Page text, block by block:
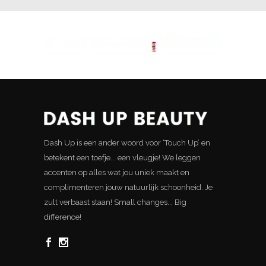
Dash Up is een ander woord voor ‘Touch Up’ en
betekent een toefje... een vleugje! We leggen
accenten op alles wat jou uniek maakt en
complimenteren jouw natuurlijk schoonheid. Je
zult verbaast staan! Small changes... Big
difference!